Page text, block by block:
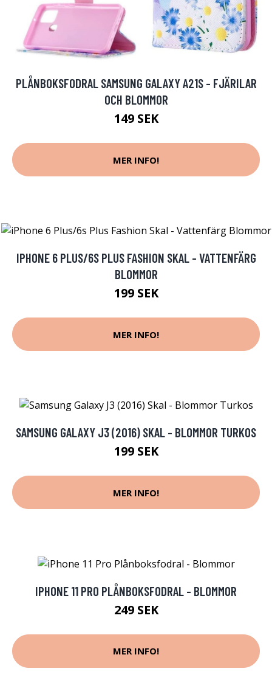
PLÅNBOKSFODRAL SAMSUNG GALAXY A21S - FJÄRILAR
OCH BLOMMOR
149 SEK
MER INFO!
IPHONE 6 PLUS/6S PLUS FASHION SKAL - VATTENFÄRG
BLOMMOR
199 SEK
MER INFO!
SAMSUNG GALAXY J3 (2016) SKAL - BLOMMOR TURKOS
199 SEK
MER INFO!
IPHONE 11 PRO PLÅNBOKSFODRAL - BLOMMOR
249 SEK
MER INFO!